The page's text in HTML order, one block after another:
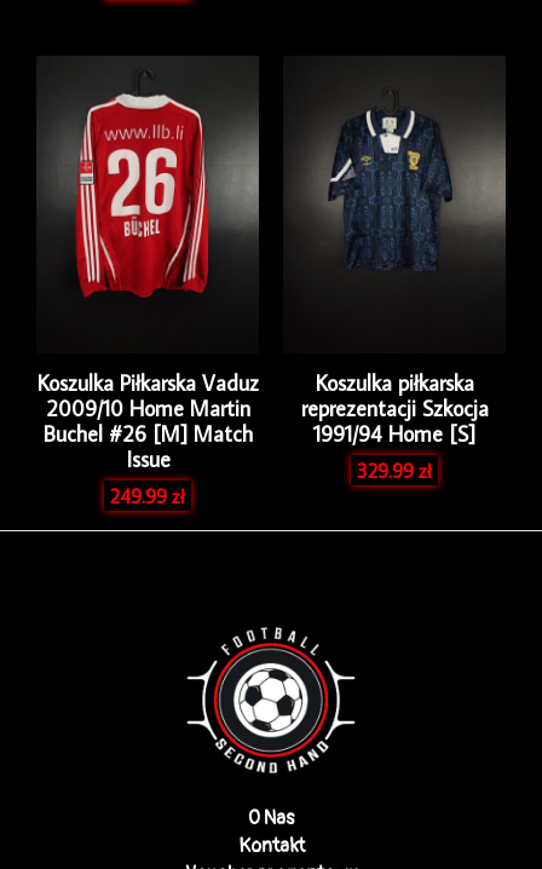
Koszulka Piłkarska Vaduz
2009/10 Home Martin
Buchel #26 [M] Match
Issue
249.99zł
Koszulka piłkarska
reprezentacji Szkocja
1991/94 Home [S]
329.99zł
O Nas
Kontakt